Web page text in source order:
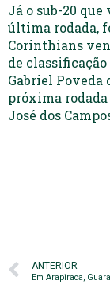
Já o sub-20
última rodada,
Corinthians
de classificação
Gabriel Poveda
próxima rodada
José dos
ANTERIOR